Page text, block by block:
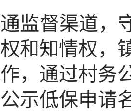
监督渠道，
和知情权，
，通过村务
示低保申请